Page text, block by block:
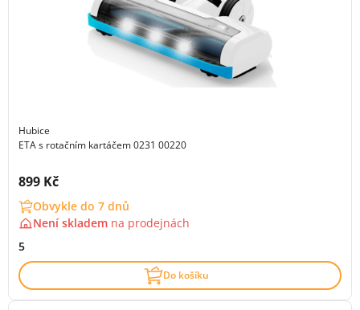
Hubice
ETA s rotačním kartáčem 0231 00220
Cena s DPH:
899 Kč
Obvykle do 7 dnů
Není skladem na prodejnách
5
Do košíku